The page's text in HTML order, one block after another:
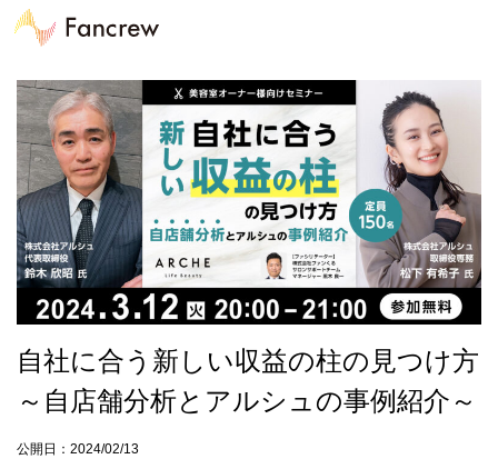
自社に合う新しい収益の柱の見つけ方
～自店舗分析とアルシュの事例紹介～
公開日：2024/02/13